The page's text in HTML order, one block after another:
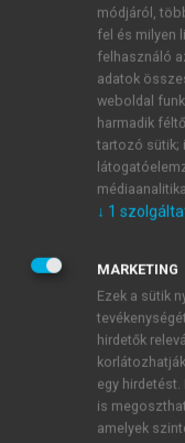
Mindkét mintánkon
hogy a vizsgált
öngyilkossági
előfordulása,
különböző
egyéb
öngyilkossági
gondolatok jelenléte
összefonódik a
jellemzőjével, az
észlelésével,
számának
egészségügy
különféle
öngyilkossági
hiszen csupán
módjáról,
fel és milyen
felhasználó
adatok
weboldal
harmadik
tartozó sütik;
médiaanalitika.
↓ 1
MARKETING
Ezek a sütik
hirdetők
egy hirdetést.
is
amelyek